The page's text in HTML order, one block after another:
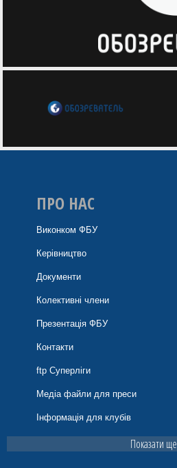
ПРО НАС
Виконком ФБУ
Керівництво
Документи
Колективні члени
Презентація ФБУ
Контакти
ftp Суперліги
Медіа файли для преси
Інформація для клубів
Показати ще